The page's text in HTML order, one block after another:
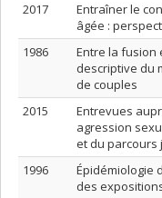
2017
Entraîner le
âgée :
1986
Entre la fusion
descriptive du
de couples
2015
Entrevues
agression
et du parcours
1996
Épidémiologie
des